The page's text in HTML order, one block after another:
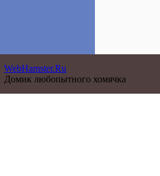
WebHamster.Ru
Домик любопытного хомячка